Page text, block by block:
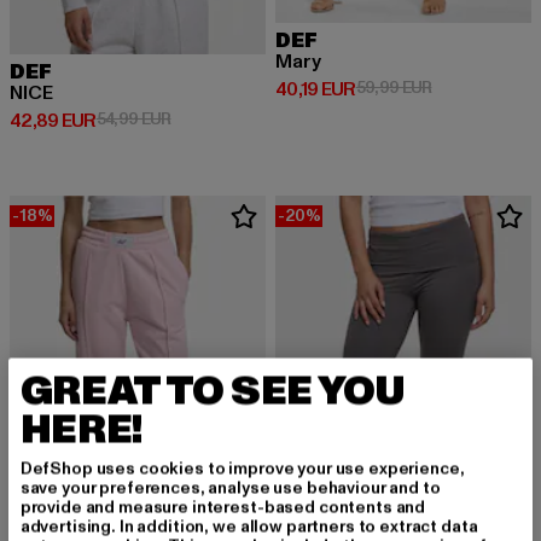
DEF
NICE
42,89 EUR
Derzeitiger Preis: 42,89 EUR
54,99 EURAktionspreis: 54,99 EUR
DEF
Mary
40,19 EUR
Derzeitiger Preis: 40,19 EUR
59,99 EURAktionspreis:
-18% -20%
GREAT TO SEE YOU
HERE!
DefShop uses cookies to improve your use experience,
save your preferences, analyse use behaviour and to
provide and measure interest-based contents and
advertising. In addition, we allow partners to extract data